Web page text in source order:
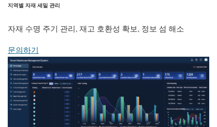
지역별 자재 세밀 관리
자재 수명 주기 관리, 재고 호환성 확보, 정보 섬 해소
문의하기